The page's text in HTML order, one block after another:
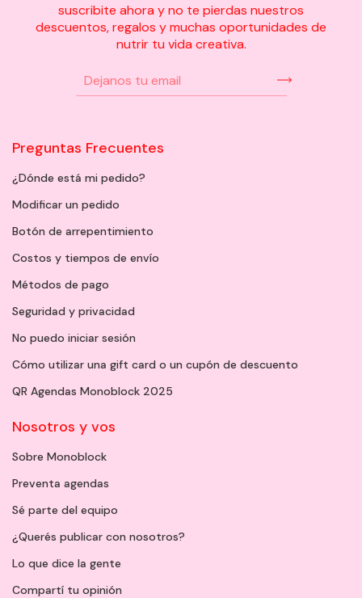
suscribite ahora y no te pierdas nuestros
descuentos, regalos y muchas oportunidades de
nutrir tu vida creativa.
Preguntas Frecuentes
¿Dónde está mi pedido?
Modificar un pedido
Botón de arrepentimiento
Costos y tiempos de envío
Métodos de pago
Seguridad y privacidad
No puedo iniciar sesión
Cómo utilizar una gift card o un cupón de descuento
QR Agendas Monoblock 2025
Nosotros y vos
Sobre Monoblock
Preventa agendas
Sé parte del equipo
¿Querés publicar con nosotros?
Lo que dice la gente
Compartí tu opinión